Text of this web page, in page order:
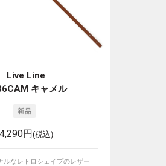
Live Line
キャメル
4,290円(税込)
ルなレトロシェイプのレザー